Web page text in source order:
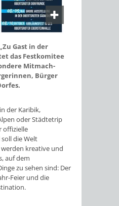
Gast in der
das Festkomitee
Mitmach-
Bürger
der Karibik,
oder Städtetrip
offizielle
die Welt
kreative und
auf dem
zu sehen sind: Der
Feier und die